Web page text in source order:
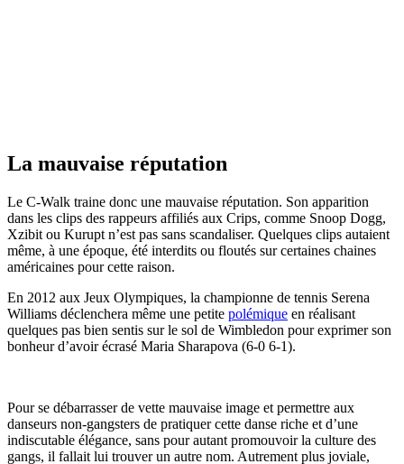
La mauvaise réputation
Le C-Walk traine donc une mauvaise réputation. Son apparition
dans les clips des rappeurs affiliés aux Crips, comme Snoop Dogg,
Xzibit ou Kurupt n’est pas sans scandaliser. Quelques clips autaient
même, à une époque, été interdits ou floutés sur certaines chaines
américaines pour cette raison.
En 2012 aux Jeux Olympiques, la championne de tennis Serena
Williams déclenchera même une petite polémique en réalisant
quelques pas bien sentis sur le sol de Wimbledon pour exprimer son
bonheur d’avoir écrasé Maria Sharapova (6-0 6-1).
Pour se débarrasser de vette mauvaise image et permettre aux
danseurs non-gangsters de pratiquer cette danse riche et d’une
indiscutable élégance, sans pour autant promouvoir la culture des
gangs, il fallait lui trouver un autre nom. Autrement plus joviale,